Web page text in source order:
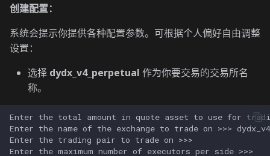
创建配置：
系统会提示你提供各种配置参数。可根据个人偏好自由调整
设置：
选择 dydx_v4_perpetual 作为你要交易的交易所名
称。